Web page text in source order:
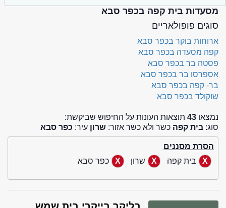
מסעדות בית קפה בכפר סבא
סוגים פופולאריים
ארוחות בוקר בכפר סבא
קפה מסעדה בכפר סבא
פסטה בר בכפר סבא
אספרסו בר בכפר סבא
בר- קפה בכפר סבא
שוקולד בכפר סבא
נמצאו 43 תוצאות העונות על החיפוש שביקשת:
סוג: בית קפה כשר ולא כשר אזור: שרון עיר: כפר סבא
הסרת מסננים
בית קפה
שרון כפר סבא